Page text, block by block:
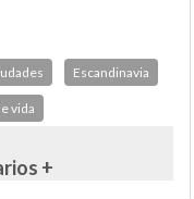
Escandinavia
vida
+